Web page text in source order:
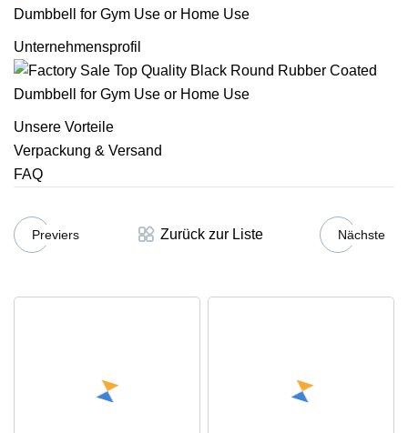
Unternehmensprofil
Unsere Vorteile
Verpackung & Versand
FAQ
Previers Zurück zur Liste Nächste